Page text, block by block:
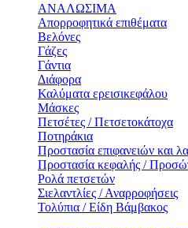
ΑΝΑΛΩΣΙΜΑ
Απορροφητικά επιθέματα
Βελόνες
Γάζες
Γάντια
Διάφορα
Καλύματα ερεισικεφάλου
Μάσκες
Πετσέτες / Πετσετοκάτοχα
Ποτηράκια
Προστασία επιφανειών και
Προστασία κεφαλής /
Ρολά πετσετών
Σιελαντλίες / Αναρροφήσεις
Τολύπια / Είδη Βάμβακος